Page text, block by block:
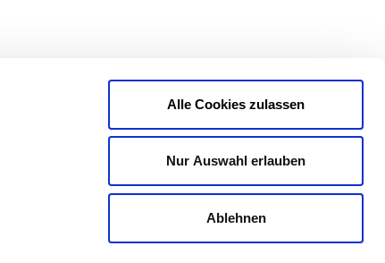
Alle Cookies zulassen
Nur Auswahl erlauben
Ablehnen